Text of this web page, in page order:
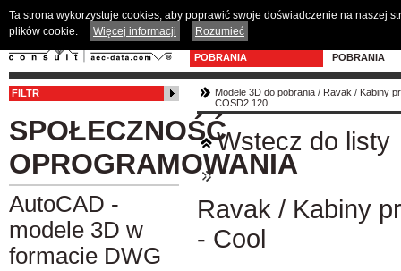
POBRANIA
POBRANIA
FILTR
SPOŁECZNOŚĆ
OPROGRAMOWANIA
AutoCAD -
modele 3D w
formacie DWG
Modele 3D do pobrania / Ravak / Kabiny
COSD2 120
Wstecz do listy
Ravak / Kabiny
- Cool
Ta strona wykorzystuje cookies, aby poprawić swoje doświadczenie na naszej
plików cookie.
Więcej informacji Rozumieć